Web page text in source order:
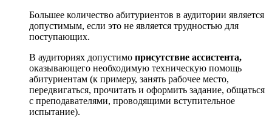
Большее количество абитуриентов в аудитории является
допустимым, если это не является трудностью для
поступающих.
В аудиториях допустимо присутствие ассистента,
оказывающего необходимую техническую помощь
абитуриентам (к примеру, занять рабочее место,
передвигаться, прочитать и оформить задание, общаться
с преподавателями, проводящими вступительное
испытание).